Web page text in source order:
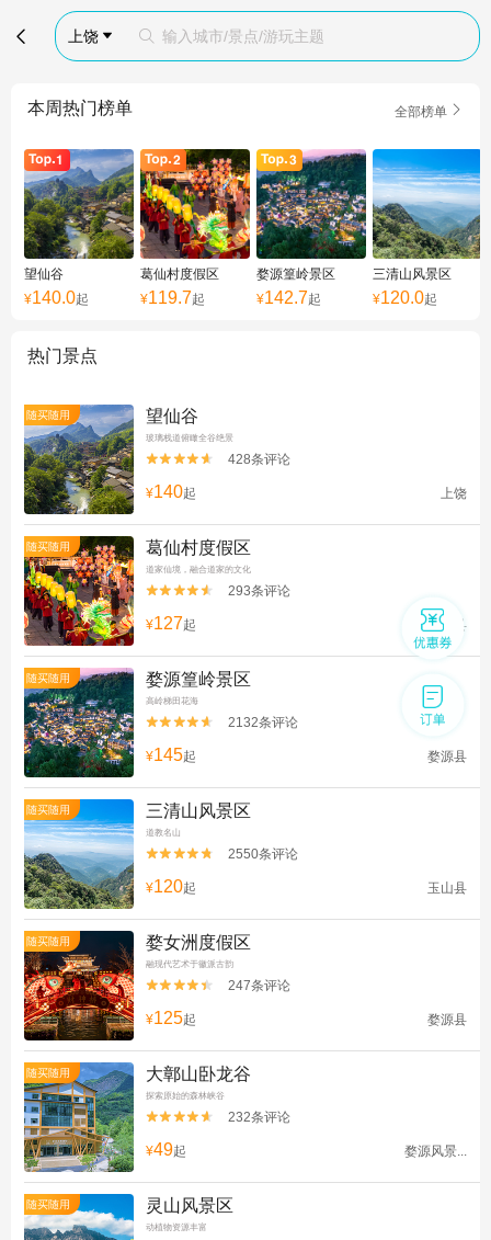
 上饶   输入城市/景点/游玩主题
本周热门榜单 全部榜单 
望仙谷
¥140.0起
葛仙村度假区
¥119.7起
婺源篁岭景区
¥142.7起
三清山风景区
¥120.0起
热门景点
随买随用 望仙谷
玻璃栈道俯瞰全谷绝景

 428条评论
¥140起 上饶
随买随用 葛仙村度假区
道家仙境，融合道家的文化

 293条评论
¥127起 铅山县
随买随用 婺源篁岭景区
高岭梯田花海

 2132条评论
¥145起 婺源县
随买随用 三清山风景区
道教名山

 2550条评论
¥120起 玉山县
随买随用 婺女洲度假区
融现代艺术于徽派古韵

 247条评论
¥125起 婺源县
随买随用 大鄣山卧龙谷
探索原始的森林峡谷

 232条评论
¥49起 婺源风景...
随买随用 灵山风景区
动植物资源丰富